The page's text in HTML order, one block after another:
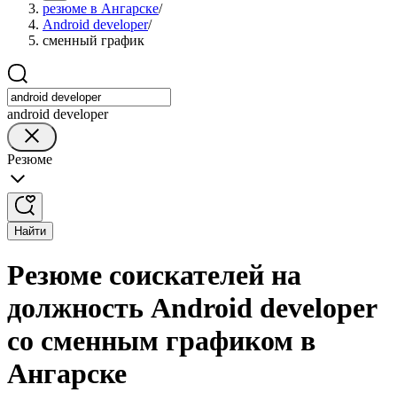
резюме в Ангарске/
Android developer/
сменный график
android developer
Резюме
Найти
Резюме соискателей на
должность Android developer
со сменным графиком в
Ангарске